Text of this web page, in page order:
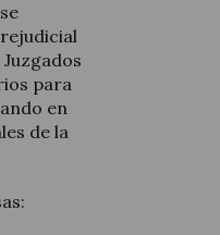
para
en
de la